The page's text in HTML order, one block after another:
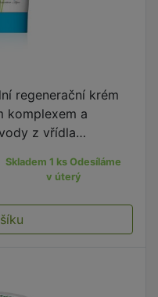
regenerační krém
komplexem a
z vřídla
Skladem 1 ks Odesíláme
v úterý